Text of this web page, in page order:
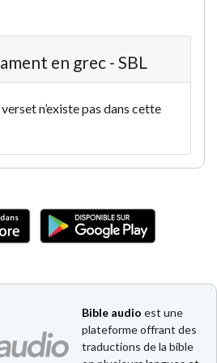
en grec - SBL
n’existe pas dans cette
Bible audio est une
plateforme offrant des
traductions de la bible